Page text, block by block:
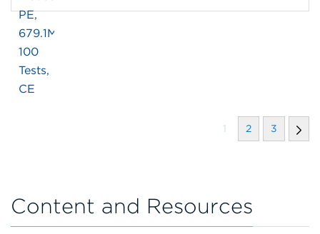
1 2 3
Content and Resources